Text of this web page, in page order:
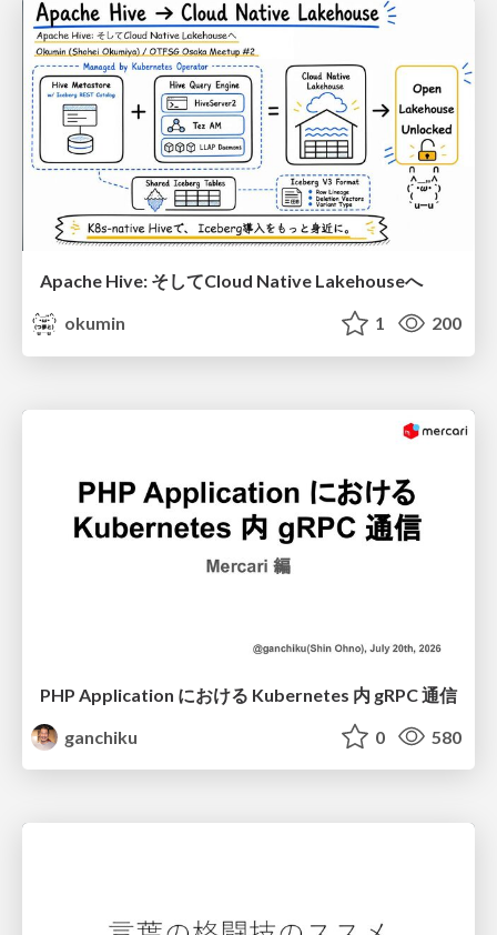
Apache Hive: そしてCloud Native Lakehouseへ
okumin
1 200
PHP Application における Kubernetes 内 gRPC 通信
ganchiku
0 580